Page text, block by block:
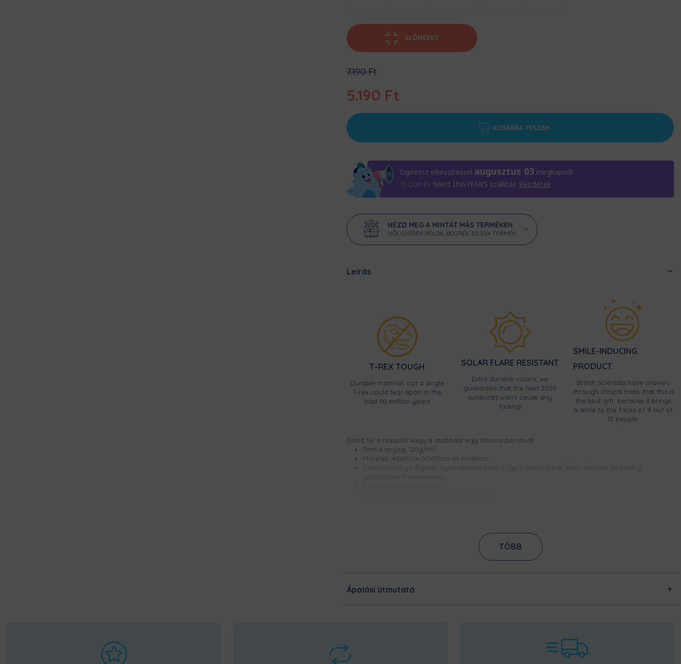
ELŐNÉZET
7.190FtOriginal
was:
7.190 Ft.
5.190 Ft
Current
price
is:
5.190 Ft.
KOSÁRBA TESZEM
Expressz elkészítéssel augusztus 03 megkapod!
15.000 Ft felett INGYENES szállítás Részletek
NÉZD MEG A MINTÁT MÁS TERMÉKEN
NŐI, GYEREK PÓLÓK, BÖGRÉK ÉS 30+ TERMÉK
Leírás
T-REX TOUGH
Durable material, not a single
T-rex could tear apart in the
past 60 million years
SOLAR FLARE RESISTANT
Extra durable colors, we
guarantee that the next 2000
sunbursts won't cause any
fading!
SMILE-INDUCING
PRODUCT
British scientists have proven,
through clinical trials, that this is
the best gift, because it brings
a smile to the faces of 9 out of
10 people.
Dobd fel a nappalit vagy a szobádat egy stílusos párnával!
Pamut anyag, 120g/m 2
Méretek: 40x40cm 50x50cm és 60x60cm
Csúcsminőségű digitális nyomtatással készül, így a minta élénk színű, szellőzik és évekig
dolgoznak, hogy minél gyorsabban elkészüljenek a rendeléseddel, és még frissen és ropogósan,
TÖBB
Ápolási útmutató